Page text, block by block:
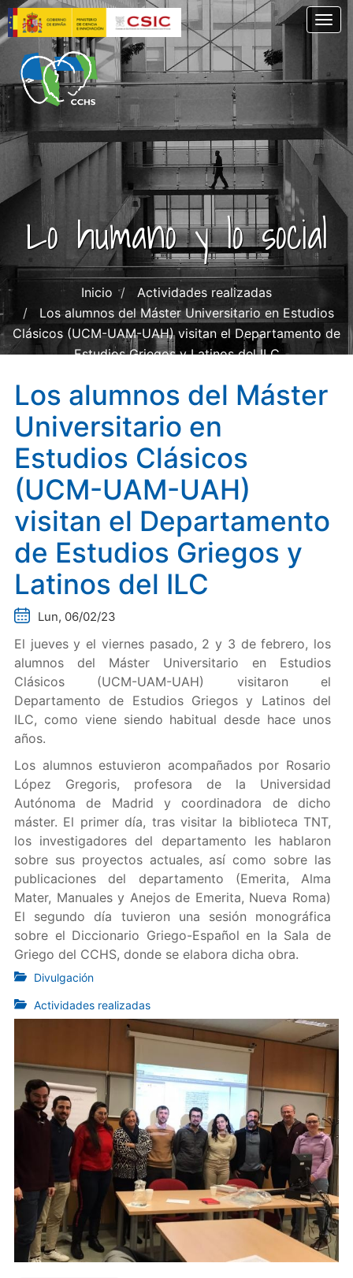
Pasar
al
contenido
principal
Lo humano y lo social
Inicio
Actividades realizadas
Los alumnos del Máster Universitario en Estudios
Clásicos (UCM-UAM-UAH) visitan el Departamento de
Estudios Griegos y Latinos del ILC
Los alumnos del Máster
Universitario en
Estudios Clásicos
(UCM-UAM-UAH)
visitan el Departamento
de Estudios Griegos y
Latinos del ILC
Lun, 06/02/23
El jueves y el viernes pasado, 2 y 3 de febrero, los
alumnos del Máster Universitario en Estudios
Clásicos (UCM-UAM-UAH) visitaron el
Departamento de Estudios Griegos y Latinos del
ILC, como viene siendo habitual desde hace unos
años.
Los alumnos estuvieron acompañados por Rosario
López Gregoris, profesora de la Universidad
Autónoma de Madrid y coordinadora de dicho
máster. El primer día, tras visitar la biblioteca TNT,
los investigadores del departamento les hablaron
sobre sus proyectos actuales, así como sobre las
publicaciones del departamento (Emerita, Alma
Mater, Manuales y Anejos de Emerita, Nueva Roma)
El segundo día tuvieron una sesión monográfica
sobre el Diccionario Griego-Español en la Sala de
Griego del CCHS, donde se elabora dicha obra.
Divulgación
Actividades realizadas